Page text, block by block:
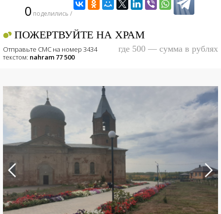
0 поделились /
ПОЖЕРТВУЙТЕ НА ХРАМ
Отправьте СМС на номер 3434
текстом: nahram 77 500
где 500 — сумма в рублях